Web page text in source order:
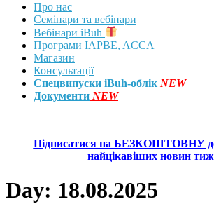
Про нас
Семінари та вебінари
Вебінари iBuh
Програми IAPBE, ACCA
Магазин
Консультації
Спецвипуски iBuh-облік NEW
Документи NEW
Підписатися на БЕЗКОШТОВНУ
найцікавіших новин
Day: 18.08.2025